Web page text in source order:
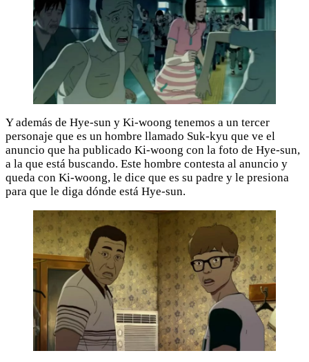
Y además de Hye-sun y Ki-woong tenemos a un tercer
personaje que es un hombre llamado Suk-kyu que ve el
anuncio que ha publicado Ki-woong con la foto de Hye-sun,
a la que está buscando. Este hombre contesta al anuncio y
queda con Ki-woong, le dice que es su padre y le presiona
para que le diga dónde está Hye-sun.